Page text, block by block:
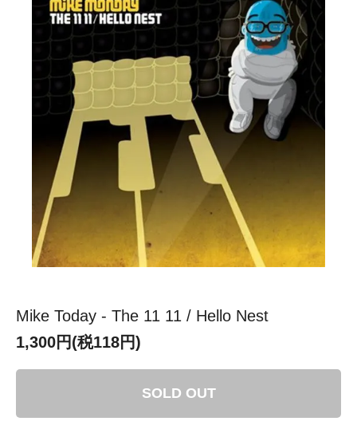
Mike Today - The 11 11 / Hello Nest
1,300円(税118円)
SOLD OUT